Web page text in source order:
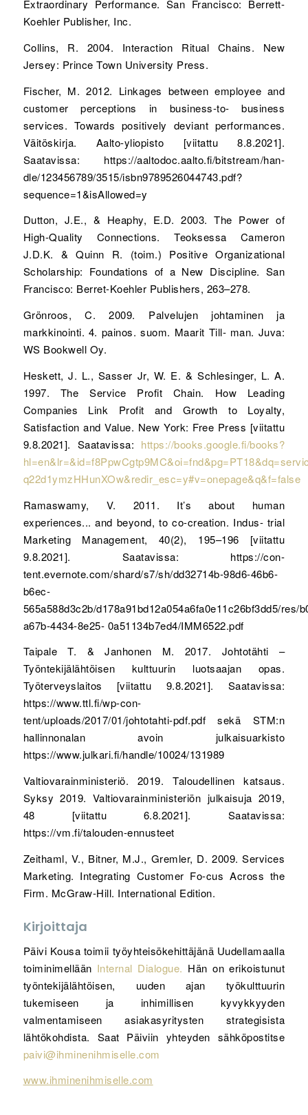
Extraordinary Performance. San Francisco: Berrett-
Koehler Publisher, Inc.
Collins, R. 2004. Interaction Ritual Chains. New
Jersey: Prince Town University Press.
Fischer, M. 2012. Linkages between employee and
customer perceptions in business-to- business
services. Towards positively deviant performances.
Väitöskirja. Aalto-yliopisto [viitattu 8.8.2021].
Saatavissa: https://aaltodoc.aalto.fi/bitstream/han-
dle/123456789/3515/isbn9789526044743.pdf?
sequence=1&isAllowed=y
Dutton, J.E., & Heaphy, E.D. 2003. The Power of
High-Quality Connections. Teoksessa Cameron
J.D.K. & Quinn R. (toim.) Positive Organizational
Scholarship: Foundations of a New Discipline. San
Francisco: Berret-Koehler Publishers, 263–278.
Grönroos, C. 2009. Palvelujen johtaminen ja
markkinointi. 4. painos. suom. Maarit Till- man. Juva:
WS Bookwell Oy.
Heskett, J. L., Sasser Jr, W. E. & Schlesinger, L. A.
1997. The Service Profit Chain. How Leading
Companies Link Profit and Growth to Loyalty,
Satisfaction and Value. New York: Free Press [viitattu
9.8.2021]. Saatavissa: https://books.google.fi/books?
q22d1ymzHHunXOw&redir_esc=y#v=onepage&q&f=false
Ramaswamy, V. 2011. It’s about human
experiences... and beyond, to co-creation. Indus- trial
Marketing Management, 40(2), 195–196 [viitattu
9.8.2021]. Saatavissa: https://con-
tent.evernote.com/shard/s7/sh/dd32714b-98d6-46b6-
b6ec-
565a588d3c2b/d178a91bd12a054a6fa0e11c26bf3dd5/res/
a67b-4434-8e25- 0a51134b7ed4/IMM6522.pdf
Taipale T. & Janhonen M. 2017. Johtotähti –
Työntekijälähtöisen kulttuurin luotsaajan opas.
Työterveyslaitos [viitattu 9.8.2021]. Saatavissa:
https://www.ttl.fi/wp-con-
tent/uploads/2017/01/johtotahti-pdf.pdf sekä STM:n
hallinnonalan avoin julkaisuarkisto
https://www.julkari.fi/handle/10024/131989
Valtiovarainministeriö. 2019. Taloudellinen katsaus.
Syksy 2019. Valtiovarainministeriön julkaisuja 2019,
48 [viitattu 6.8.2021]. Saatavissa:
https://vm.fi/talouden-ennusteet
Zeithaml, V., Bitner, M.J., Gremler, D. 2009. Services
Marketing. Integrating Customer Fo-cus Across the
Firm. McGraw-Hill. International Edition.
Kirjoittaja
Päivi Kousa toimii työyhteisökehittäjänä Uudellamaalla
toiminimellään Internal Dialogue. Hän on erikoistunut
työntekijälähtöisen, uuden ajan työkulttuurin
tukemiseen ja inhimillisen kyvykkyyden
valmentamiseen asiakasyritysten strategisista
lähtökohdista. Saat Päiviin yhteyden sähköpostitse
paivi@ihminenihmiselle.com
www.ihminenihmiselle.com